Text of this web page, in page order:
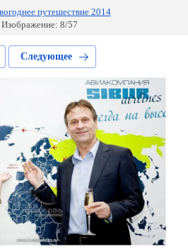
путешествие 2014
Изображение: 8/57
Следующее